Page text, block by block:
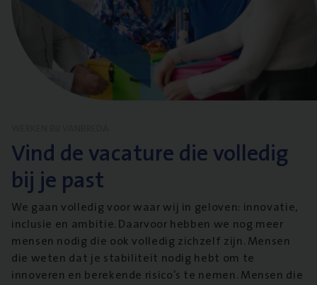
Vind de vacature die volledig
bij je past
We gaan volledig voor waar wij in geloven: innovatie,
inclusie en ambitie. Daarvoor hebben we nog meer
mensen nodig die ook volledig zichzelf zijn. Mensen
die weten dat je stabiliteit nodig hebt om te
innoveren en berekende risico’s te nemen. Mensen die